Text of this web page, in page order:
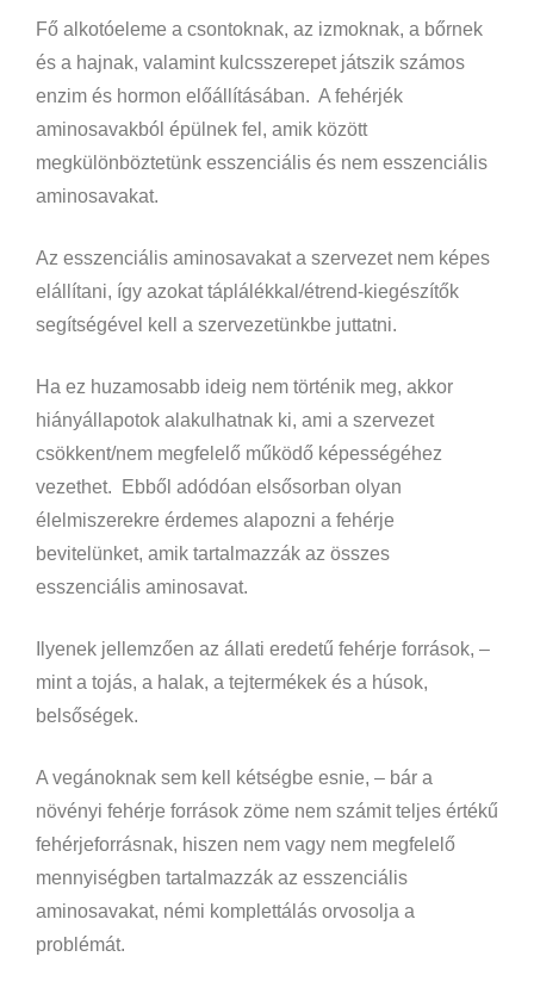
Fő alkotóeleme a csontoknak, az izmoknak, a bőrnek
és a hajnak, valamint kulcsszerepet játszik számos
enzim és hormon előállításában. A fehérjék
aminosavakból épülnek fel, amik között
megkülönböztetünk esszenciális és nem esszenciális
aminosavakat.
Az esszenciális aminosavakat a szervezet nem képes
elállítani, így azokat táplálékkal/étrend-kiegészítők
segítségével kell a szervezetünkbe juttatni.
Ha ez huzamosabb ideig nem történik meg, akkor
hiányállapotok alakulhatnak ki, ami a szervezet
csökkent/nem megfelelő működő képességéhez
vezethet.
Ebből adódóan elsősorban olyan
élelmiszerekre érdemes alapozni a fehérje
bevitelünket, amik tartalmazzák az összes
esszenciális aminosavat.
Ilyenek jellemzően az állati eredetű fehérje források, –
mint a tojás, a halak, a tejtermékek és a húsok,
belsőségek.
A vegánoknak sem kell kétségbe esnie, – bár a
növényi fehérje források zöme nem számit teljes értékű
fehérjeforrásnak, hiszen nem vagy nem megfelelő
mennyiségben tartalmazzák az esszenciális
aminosavakat, némi komplettálás orvosolja a
problémát.